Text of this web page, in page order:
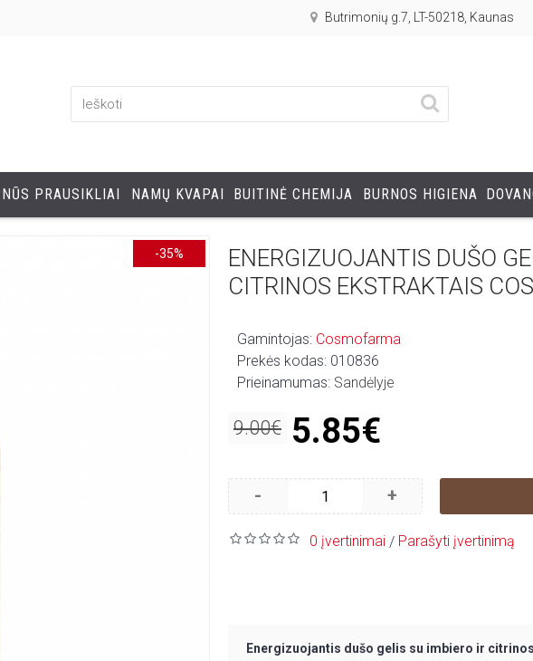
Butrimonių g.7, LT-50218, Kaunas
PRAUSIKLIAI NAMŲ KVAPAI BUITINĖ CHEMIJA BURNOS HIGIENA
-35%
ENERGIZUOJANTIS DUŠO
CITRINOS EKSTRAKTAIS
Gamintojas: Cosmofarma
Prekės kodas: 010836
Prieinamumas: Sandėlyje
9.00€ 5.85€
- +
0 įvertinimai / Parašyti įvertinimą
Energizuojantis dušo gelis su imbiero ir